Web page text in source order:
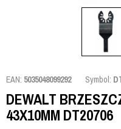
EAN: 5035048099292 Symbol:
DEWALT
43X10MM DT20706